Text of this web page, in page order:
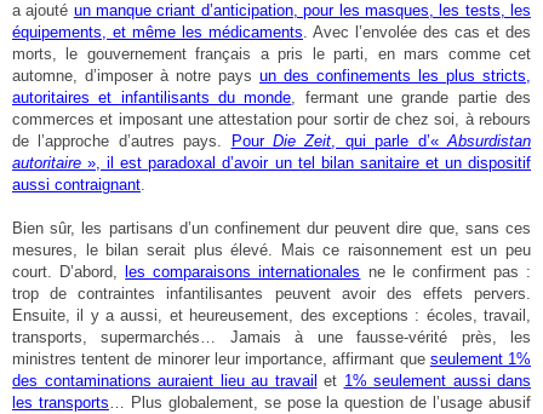
a ajouté un manque criant d’anticipation, pour les masques, les tests, les
équipements, et même les médicaments. Avec l’envolée des cas et des
morts, le gouvernement français a pris le parti, en mars comme cet
automne, d’imposer à notre pays un des confinements les plus stricts,
autoritaires et infantilisants du monde, fermant une grande partie des
commerces et imposant une attestation pour sortir de chez soi, à rebours
de l’approche d’autres pays.
PourDie Zeit, qui parle d’«Absurdistan
autoritaire», il est paradoxal d’avoir un tel bilan sanitaire et un dispositif
aussi contraignant.
Bien sûr, les partisans d’un confinement dur peuvent dire que, sans ces
mesures, le bilan serait plus élevé. Mais ce raisonnement est un peu
court. D’abord,
les comparaisons internationales ne le confirment pas :
trop de contraintes infantilisantes peuvent avoir des effets pervers.
Ensuite, il y a aussi, et heureusement, des exceptions : écoles, travail,
transports, supermarchés… Jamais à une fausse-vérité près, les
ministres tentent de minorer leur importance, affirmant que seulement 1%
des contaminations auraient lieu au travail et 1% seulement aussi dans
les transports… Plus globalement, se pose la question de l’usage abusif